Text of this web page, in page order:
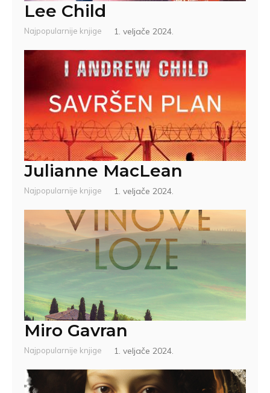
Lee Child
Najpopularnije knjige 1. veljače 2024.
Julianne MacLean
Najpopularnije knjige 1. veljače 2024.
Miro Gavran
Najpopularnije knjige 1. veljače 2024.